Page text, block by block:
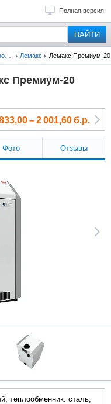
Полная версия
Лемакс Лемакс Премиум-20
Премиум-20
– 2 001,60 б.р.
Фото Отзывы
теплообменник: сталь,